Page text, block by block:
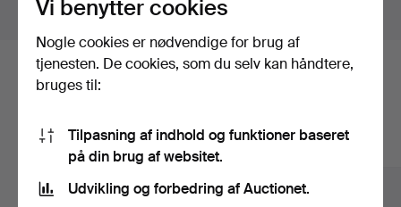
Vis genstande uden for Sverige
Her er genstande fra vores arkiv, der
Vis alle genstande
Vi benytter cookies
Nogle cookies er nødvendige for brug af
tjenesten. De cookies, som du selv kan håndtere,
bruges til:
Tilpasning af indhold og funktioner baseret
på din brug af websitet.
Udvikling og forbedring af Auctionet.